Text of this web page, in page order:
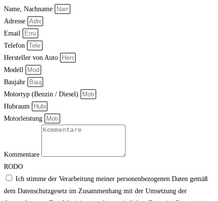
Name, Nachname
Adresse
Email
Telefon
Hersteller von Auto
Modell
Baujahr
Motortyp (Benzin / Diesel)
Hubraum
Motorleistung
Kommentare
RODO
Ich stimme der Verarbeitung meiner personenbezogenen Daten gemäß
dem Datenschutzgesetz im Zusammenhang mit der Umsetzung der